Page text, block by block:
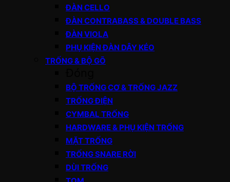
ĐÀN CELLO
ĐÀN CONTRABASS & DOUBLE BASS
ĐÀN VIOLA
PHỤ KIỆN ĐÀN DÂY KÉO
TRỐNG & BỘ GÕ
BỘ TRỐNG CƠ & TRỐNG JAZZ
TRỐNG ĐIỆN
CYMBAL TRỐNG
HARDWARE & PHỤ KIỆN TRỐNG
MẶT TRỐNG
TRỐNG SNARE RỜI
DÙI TRỐNG